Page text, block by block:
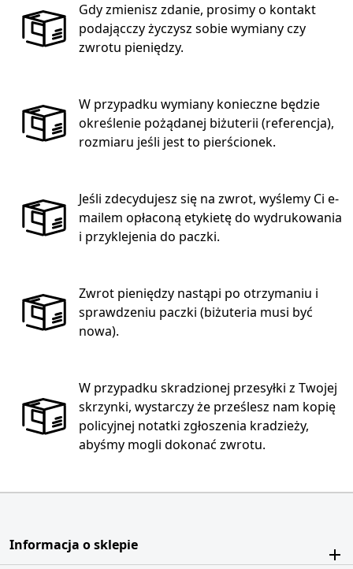
Gdy zmienisz zdanie, prosimy o kontakt
podającczy życzysz sobie wymiany czy
zwrotu pieniędzy.
W przypadku wymiany konieczne będzie
określenie pożądanej biżuterii (referencja),
rozmiaru jeśli jest to pierścionek.
Jeśli zdecydujesz się na zwrot, wyślemy Ci e-
mailem opłaconą etykietę do wydrukowania
i przyklejenia do paczki.
Zwrot pieniędzy nastąpi po otrzymaniu i
sprawdzeniu paczki (biżuteria musi być
nowa).
W przypadku skradzionej przesyłki z Twojej
skrzynki, wystarczy że prześlesz nam kopię
policyjnej notatki zgłoszenia kradzieży,
abyśmy mogli dokonać zwrotu.
Informacja o sklepie